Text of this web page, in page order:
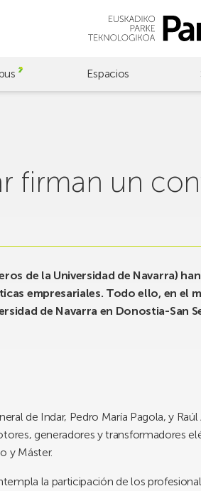
Espacios
firman un
de la Universidad de Navarra)
empresariales. Todo ello, en el
de Navarra en Donostia-San
de Indar, Pedro María Pagola, y
generadores y transformadores
y Máster.
la participación de los